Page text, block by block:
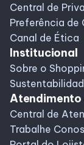
Central de
Preferência de
Canal de Ética
Institucional
Sobre o
Atendimento
Central de
Trabalhe